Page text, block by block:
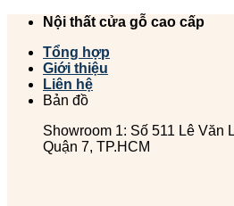
Chuyển
dung
Nội thất cửa gỗ cao cấp
Tổng hợp
Giới thiệu
Liên hệ
Bản đồ
Showroom 1: Số 511 Lê Văn
Quận 7, TP.HCM